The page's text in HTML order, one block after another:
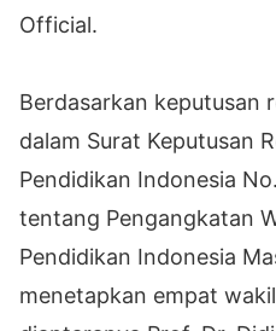
Official.
Berdasarkan keputusan
dalam Surat Keputusan
Pendidikan Indonesia
tentang Pengangkatan
Pendidikan Indonesia
menetapkan empat